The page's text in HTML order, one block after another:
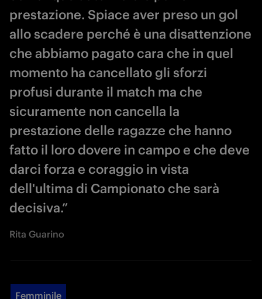
prestazione. Spiace aver preso un gol
allo scadere perché è una disattenzione
che abbiamo pagato cara che in quel
momento ha cancellato gli sforzi
profusi durante il match ma che
sicuramente non cancella la
prestazione delle ragazze che hanno
fatto il loro dovere in campo e che deve
darci forza e coraggio in vista
dell'ultima di Campionato che sarà
decisiva.”
Rita Guarino
Femminile